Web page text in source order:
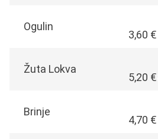
Ogulin
3,60 €
Žuta Lokva
5,20 €
Brinje
4,70 €